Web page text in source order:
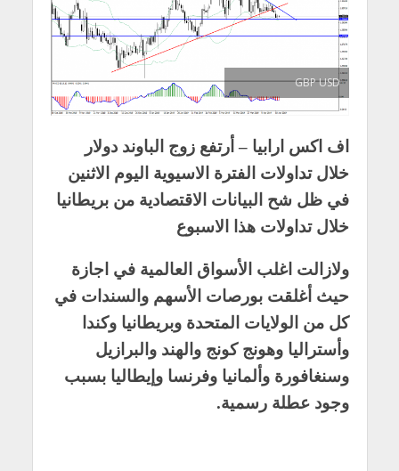
GBP USD
اف اكس ارابيا – أرتفع زوج الباوند دولار
خلال تداولات الفترة الاسيوية اليوم الاثنين
في ظل شح البيانات الاقتصادية من بريطانيا
خلال تداولات هذا الاسبوع
ولازالت اغلب الأسواق العالمية في اجازة
حيث أغلقت بورصات الأسهم والسندات في
كل من الولايات المتحدة وبريطانيا وكندا
وأستراليا وهونج كونج والهند والبرازيل
وسنغافورة وألمانيا وفرنسا وإيطاليا بسبب
وجود عطلة رسمية.